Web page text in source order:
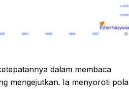
dalam membaca
mengejutkan. Ia menyoroti pola